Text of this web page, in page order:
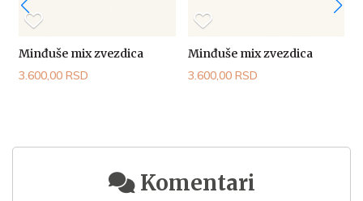
Minđuše mix zvezdica
3.600,00 RSD
Minđuše mix zvezdica
3.600,00 RSD
Komentari